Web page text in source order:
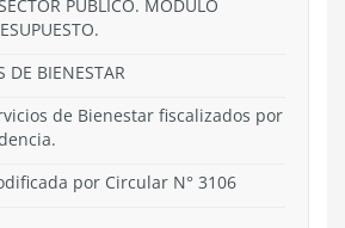
PÚBLICO. MÓDULO
DE BIENESTAR
de Bienestar fiscalizados por
por Circular N° 3106